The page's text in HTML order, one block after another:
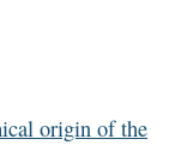
origin of the